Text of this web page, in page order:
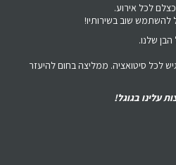
לכל אירוע.
שוב בשירותיו!
שלנו.
לכל סיטואציה. ממליצה בחום להיעזר